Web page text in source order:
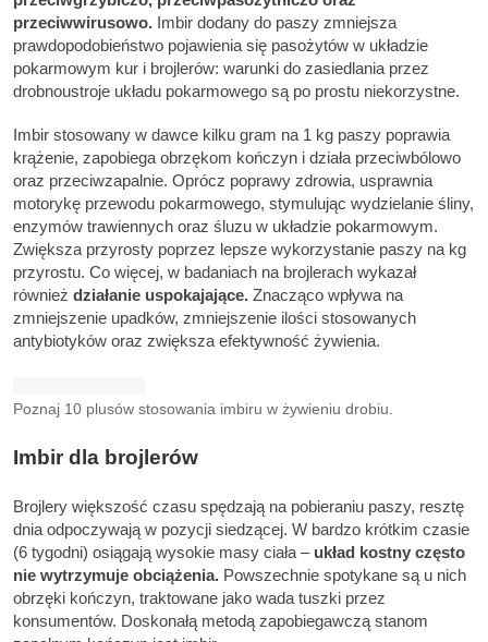
przeciwwirusowo. Imbir dodany do paszy zmniejsza
prawdopodobieństwo pojawienia się pasożytów w układzie
pokarmowym kur i brojlerów: warunki do zasiedlania przez
drobnoustroje układu pokarmowego są po prostu niekorzystne.
Imbir stosowany w dawce kilku gram na 1 kg paszy poprawia
krążenie, zapobiega obrzękom kończyn i działa przeciwbólowo
oraz przeciwzapalnie. Oprócz poprawy zdrowia, usprawnia
motorykę przewodu pokarmowego, stymulując wydzielanie śliny,
enzymów trawiennych oraz śluzu w układzie pokarmowym.
Zwiększa przyrosty poprzez lepsze wykorzystanie paszy na kg
przyrostu. Co więcej, w badaniach na brojlerach wykazał
również działanie uspokajające. Znacząco wpływa na
zmniejszenie upadków, zmniejszenie ilości stosowanych
antybiotyków oraz zwiększa efektywność żywienia.
Poznaj 10 plusów stosowania imbiru w żywieniu drobiu.
Imbir dla brojlerów
Brojlery większość czasu spędzają na pobieraniu paszy, resztę
dnia odpoczywają w pozycji siedzącej. W bardzo krótkim czasie
(6 tygodni) osiągają wysokie masy ciała –układ kostny często
nie wytrzymuje obciążenia. Powszechnie spotykane są u nich
obrzęki kończyn, traktowane jako wada tuszki przez
konsumentów. Doskonałą metodą zapobiegawczą stanom